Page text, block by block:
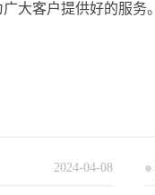
大客户提供好的服务。
2024-04-08